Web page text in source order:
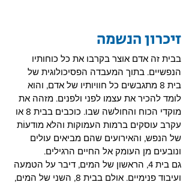
זיכרון הנשמה
בבית זה אדם אוצר בקרבו את כל כוחותיו
הנפשיים. בתוך המעבדה הפסיכולוגית של
בית 8 מתגבשים כל חוויותיו של אדם, והוא
לומד להכיר את עצמו לפני ולפנים. מזהה את
מוקדי הכוח והחולשה שבו. כוכבים בבית 8 או
עקרב עוסקים ברמות העמוקות והלא מודעוֹת
של הנפש, והאירועים שהם מביאים עולים
ונובעים מן העומק אל החיים הרגילים.
גם בית 4, הראשון של המים, דיבר על הטמעה
ועיבוד פנימיים. אולם בבית 8, השני של המים,